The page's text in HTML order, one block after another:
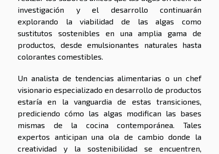
investigación y el desarrollo continuarán
explorando la viabilidad de las algas como
sustitutos sostenibles en una amplia gama de
productos, desde emulsionantes naturales hasta
colorantes comestibles.
Un analista de tendencias alimentarias o un chef
visionario especializado en desarrollo de productos
estaría en la vanguardia de estas transiciones,
prediciendo cómo las algas modifican las bases
mismas de la cocina contemporánea. Tales
expertos anticipan una ola de cambio donde la
creatividad y la sostenibilidad se encuentren,